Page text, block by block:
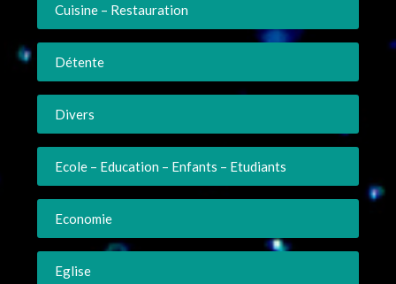
Cuisine – Restauration
Détente
Divers
Ecole – Education – Enfants – Etudiants
Economie
Eglise